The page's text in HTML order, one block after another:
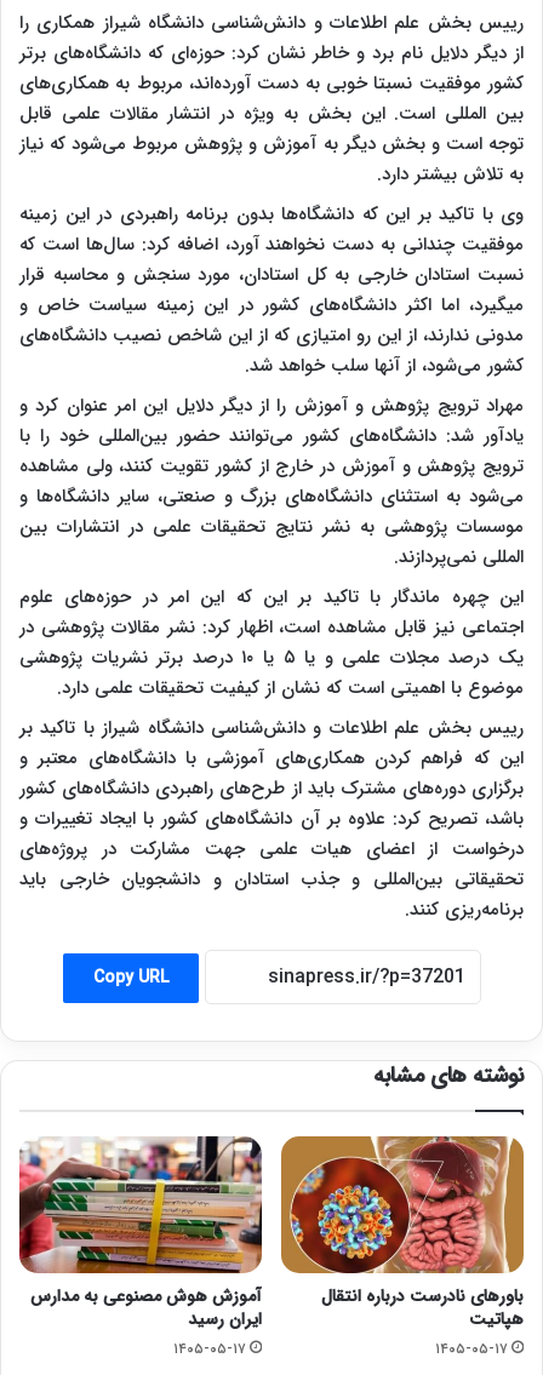
رییس بخش علم اطلاعات و دانش‌شناسی دانشگاه شیراز همکاری را
از دیگر دلایل نام برد و خاطر نشان کرد: حوزه‌ای که دانشگاه‌های برتر
کشور موفقیت نسبتا خوبی به دست آورده‌اند، مربوط به همکاری‌های
بین المللی است. این بخش به ویژه در انتشار مقالات علمی قابل
توجه است و بخش دیگر به آموزش و پژوهش مربوط می‌شود که نیاز
به تلاش بیشتر دارد.
وی با تاکید بر این که دانشگاه‌ها بدون برنامه‌ راهبردی در این زمینه
موفقیت چندانی به دست نخواهند آورد، اضافه کرد: سال‌ها است که
نسبت استادان خارجی به کل استادان، مورد سنجش و محاسبه قرار
می‎گیرد، اما اکثر دانشگاه‌های کشور در این زمینه سیاست خاص و
مدونی ندارند، از این رو امتیازی که از این شاخص نصیب دانشگاه‌های
کشور می‌شود، از آنها سلب خواهد شد.
مهراد ترویج پژوهش و آموزش را از دیگر دلایل این امر عنوان کرد و
یادآور شد: دانشگاه‌های کشور می‌توانند حضور بین‌المللی خود را با
ترویج پژوهش و آموزش در خارج از کشور تقویت کنند، ولی مشاهده
می‌شود به استثنای دانشگاه‌های بزرگ و صنعتی، سایر دانشگاه‌ها و
موسسات پژوهشی به نشر نتایج تحقیقات علمی در انتشارات بین
المللی نمی‌پردازند.
این چهره ماندگار با تاکید بر این که این امر در حوزه‌های علوم
اجتماعی نیز قابل مشاهده است، اظهار کرد: نشر مقالات پژوهشی در
یک درصد مجلات علمی و یا ۵ یا ۱۰ درصد برتر نشریات پژوهشی
موضوع با اهمیتی است که نشان از کیفیت تحقیقات علمی دارد.
رییس بخش علم اطلاعات و دانش‌شناسی دانشگاه شیراز با تاکید بر
این که فراهم کردن همکاری‌های آموزشی با دانشگاه‌های معتبر و
برگزاری دوره‌های مشترک باید از طرح‌های راهبردی دانشگاه‌های کشور
باشد، تصریح کرد: علاوه بر آن دانشگاه‌های کشور با ایجاد تغییرات و
درخواست از اعضای هیات علمی جهت مشارکت در پروژه‌های
تحقیقاتی بین‌المللی و جذب استادان و دانشجویان خارجی باید
برنامه‌ریزی کنند.
Copy URL
نوشته های مشابه
باورهای نادرست درباره انتقال
هپاتیت
۱۴۰۵-۰۵-۱۷
آموزش هوش مصنوعی به مدارس
ایران رسید
۱۴۰۵-۰۵-۱۷